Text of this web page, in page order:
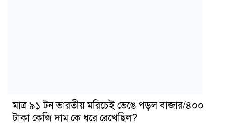
মাত্র ৯১ টন ভারতীয় মরিচেই ভেঙে পড়ল বাজার/৪০০
টাকা কেজি দাম কে ধরে রেখেছিল?